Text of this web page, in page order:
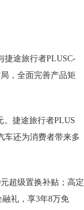
捷途旅行者PLUSC-
，全面完善产品矩
。捷途旅行者PLUS
车还为消费者带来多
超级置换补贴；高定
礼，享3年8万免